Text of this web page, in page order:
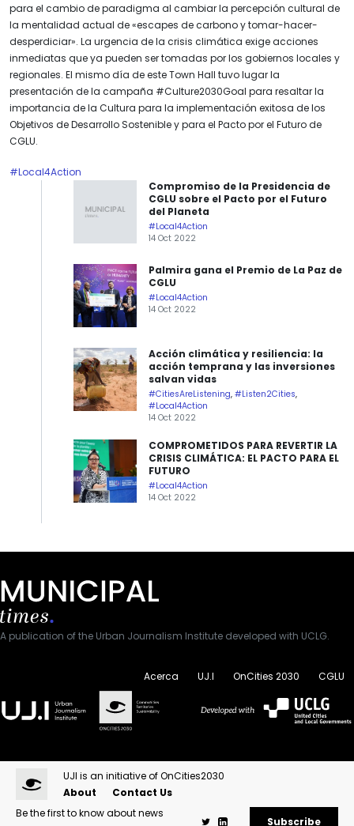
para el cambio de paradigma al cambiar la percepción cultural de
la mentalidad actual de «escapes de carbono y tomar-hacer-
desperdiciar». La urgencia de la crisis climática exige acciones
inmediatas que ya pueden ser tomadas por los gobiernos locales y
regionales. El mismo día de este Town Hall tuvo lugar la
presentación de la campaña #Culture2030Goal para resaltar la
importancia de la Cultura para la implementación exitosa de los
Objetivos de Desarrollo Sostenible y para el Pacto por el Futuro de
CGLU.
#Local4Action
Compromiso de la Presidencia de
CGLU sobre el Pacto por el Futuro
del Planeta
#Local4Action
14 Oct 2022
Palmira gana el Premio de La Paz de
CGLU
#Local4Action
14 Oct 2022
Acción climática y resiliencia: la
acción temprana y las inversiones
salvan vidas
#CitiesAreListening, #Listen2Cities,
#Local4Action
14 Oct 2022
COMPROMETIDOS PARA REVERTIR LA
CRISIS CLIMÁTICA: EL PACTO PARA EL
FUTURO
#Local4Action
14 Oct 2022
A publication of the Urban Journalism Institute developed with UCLG.
Acerca UJ.I OnCities 2030 CGLU
UJI is an initiative of OnCities2030
About
Contact Us
Be the first to know about news
Subscribe